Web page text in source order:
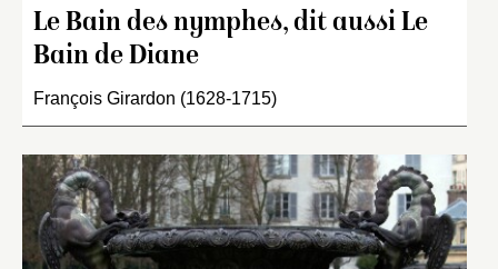
Le Bain des nymphes, dit aussi Le
Bain de Diane
François Girardon (1628-1715)